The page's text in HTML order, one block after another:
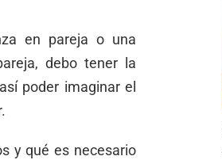
en pareja o una
debo tener la
poder imaginar el
y qué es necesario